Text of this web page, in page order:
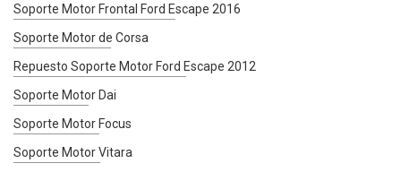
Soporte Motor Frontal Ford Escape 2016
Soporte Motor de Corsa
Repuesto Soporte Motor Ford Escape 2012
Soporte Motor Dai
Soporte Motor Focus
Soporte Motor Vitara